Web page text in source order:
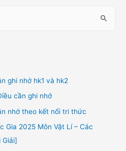
ghi nhớ hk1 và hk2
cần ghi nhớ
nhớ theo kết nối tri thức
Gia 2025 Môn Vật Lí – Các
Giải]